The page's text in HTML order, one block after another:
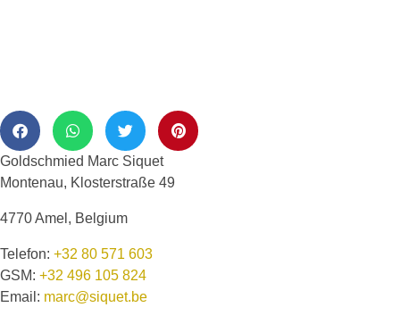
Goldschmied Marc Siquet
Montenau, Klosterstraße 49
4770 Amel, Belgium
Telefon: +32 80 571 603
GSM: +32 496 105 824
Email: marc@siquet.be